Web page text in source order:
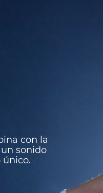
con la
sonido